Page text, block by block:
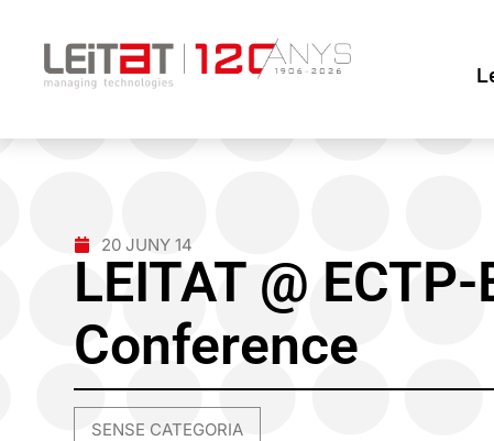
20 JUNY 14
LEITAT @
Conference
SENSE CATEGORIA